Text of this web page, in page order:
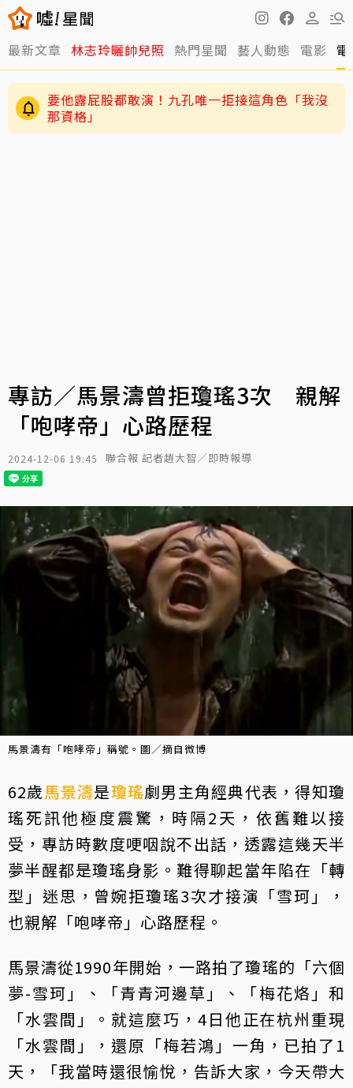
最新文章 林志玲曬帥兒照 熱門星聞 藝人動態 電影
要他露屁股都敢演！九孔唯一拒接這角色「我沒
那資格」
專訪／馬景濤曾拒瓊瑤3次 親解
「咆哮帝」心路歷程
2024-12-06 19:45 聯合報 記者趙大智／即時報導
馬景濤有「咆哮帝」稱號。圖／摘自微博
62歲馬景濤是瓊瑤劇男主角經典代表，得知瓊
瑤死訊他極度震驚，時隔2天，依舊難以接
受，專訪時數度哽咽說不出話，透露這幾天半
夢半醒都是瓊瑤身影。難得聊起當年陷在「轉
型」迷思，曾婉拒瓊瑤3次才接演「雪珂」，
也親解「咆哮帝」心路歷程。
馬景濤從1990年開始，一路拍了瓊瑤的「六個
夢-雪珂」、「青青河邊草」、「梅花烙」和
「水雲間」。就這麼巧，4日他正在杭州重現
「水雲間」，還原「梅若鴻」一角，已拍了1
天，「我當時還很愉悅，告訴大家，今天帶大